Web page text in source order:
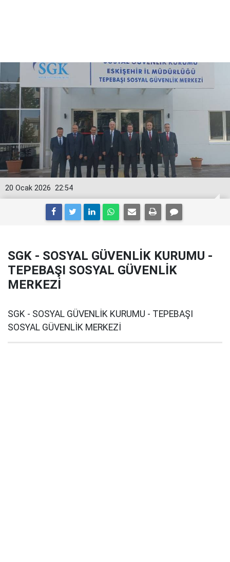
22:54
20 Ocak 2026
SGK - SOSYAL GÜVENLİK KURUMU -
TEPEBAŞI SOSYAL GÜVENLİK
MERKEZİ
SGK - SOSYAL GÜVENLİK KURUMU - TEPEBAŞI
SOSYAL GÜVENLİK MERKEZİ